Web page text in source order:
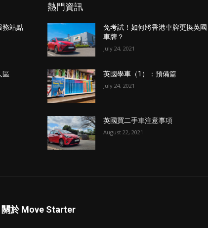
務站點
區
熱門資訊
免考試！如何將香港車牌更換英國
車牌？
July 24, 2021
英國學車（1）：預備篇
July 24, 2021
英國買二手車注意事項
August 22, 2021
關於 Move Starter